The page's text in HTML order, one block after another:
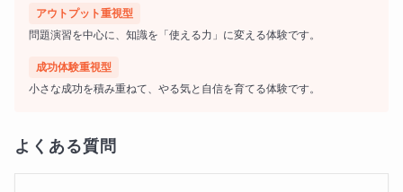
★ギフテッド② 独特で非凡なスキル
いることが多く、例えば、絵画・音楽・文学・囲碁や将棋
アウトプット重視型
問題演習を中心に、知識を「使える力」に変える体験です。
成功体験重視型
小さな成功を積み重ねて、やる気と自信を育てる体験です。
よくある質問